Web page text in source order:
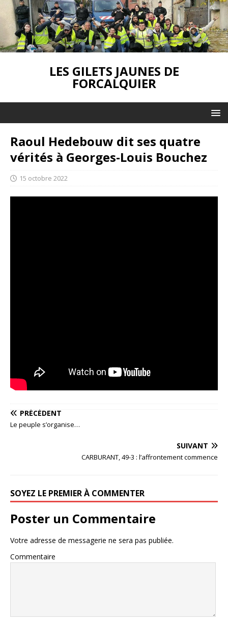
LES GILETS JAUNES DE
FORCALQUIER
Raoul Hedebouw dit ses quatre
vérités à Georges-Louis Bouchez
15 octobre 2022
PRÉCÉDENT
Le peuple s’organise…
SUIVANT
CARBURANT, 49-3 : l’affrontement commence
SOYEZ LE PREMIER À COMMENTER
Poster un Commentaire
Votre adresse de messagerie ne sera pas publiée.
Commentaire